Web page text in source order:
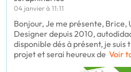
04 janvier à 11:11
Bonjour, Je me présente, Brice,
Designer depuis 2010,
disponible dés à présent, je
projet et serai heureux de Voir